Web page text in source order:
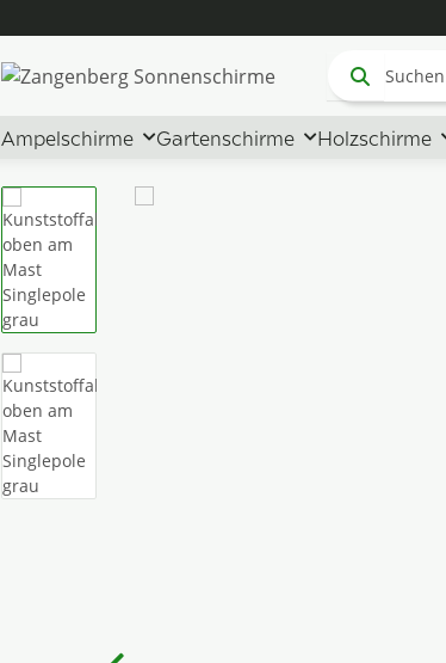
Ampelschirme Gartenschirme Holzschirme